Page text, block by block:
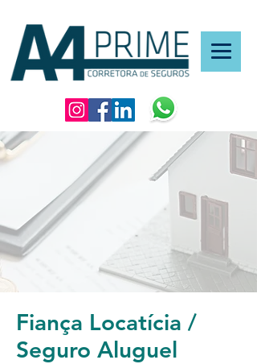
Fiança Locatícia /
Seguro Aluguel